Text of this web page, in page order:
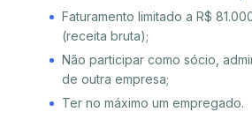
Faturamento limitado a R$
(receita bruta);
Não participar como sócio,
de outra empresa;
Ter no máximo um empregado.